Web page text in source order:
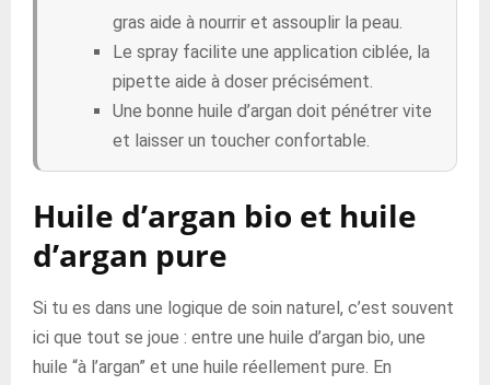
gras aide à nourrir et assouplir la peau.
Le spray facilite une application ciblée, la
pipette aide à doser précisément.
Une bonne huile d’argan doit pénétrer vite
et laisser un toucher confortable.
Huile d’argan bio et huile
d’argan pure
Si tu es dans une logique de soin naturel, c’est souvent
ici que tout se joue : entre une huile d’argan bio, une
huile “à l’argan” et une huile réellement pure. En